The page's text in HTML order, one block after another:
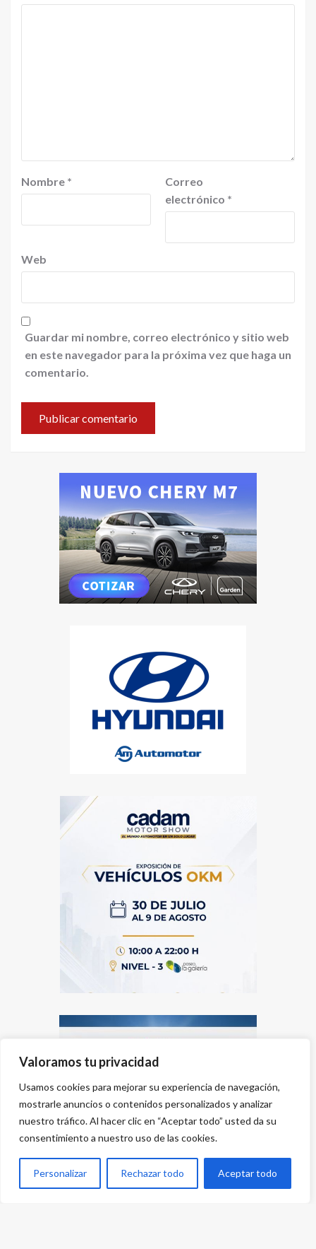
Valoramos tu privacidad
Usamos cookies para mejorar su experiencia de navegación,
mostrarle anuncios o contenidos personalizados y analizar
nuestro tráfico. Al hacer clic en “Aceptar todo” usted da su
consentimiento a nuestro uso de las cookies.
Personalizar Rechazar todo Aceptar todo
Nombre *
Correo
electrónico *
Web
Guardar mi nombre, correo electrónico y sitio web
en este navegador para la próxima vez que haga un
comentario.